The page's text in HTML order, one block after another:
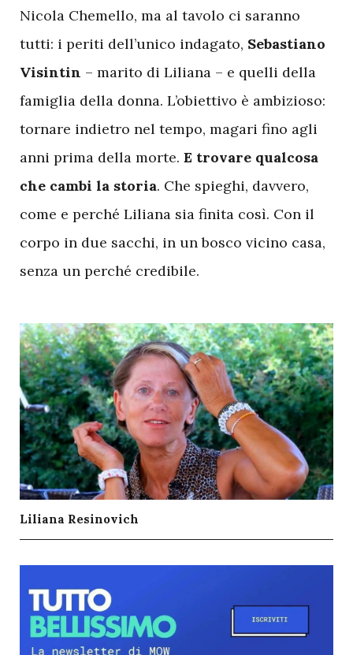
Nicola Chemello, ma al tavolo ci saranno
tutti: i periti dell’unico indagato, Sebastiano
Visintin – marito di Liliana – e quelli della
famiglia della donna. L’obiettivo è ambizioso:
tornare indietro nel tempo, magari fino agli
anni prima della morte. E trovare qualcosa
che cambi la storia. Che spieghi, davvero,
come e perché Liliana sia finita così. Con il
corpo in due sacchi, in un bosco vicino casa,
senza un perché credibile.
Liliana Resinovich